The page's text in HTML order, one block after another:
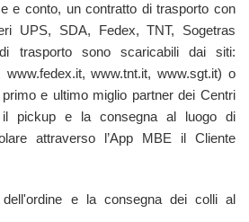
e conto, un contratto di trasporto con
UPS, SDA, Fedex, TNT, Sogetras
trasporto sono scaricabili dai siti:
www.fedex.it, www.tnt.it, www.sgt.it) o
e ultimo miglio partner dei Centri
pickup e la consegna al luogo di
attraverso l’App MBE il Cliente
e la consegna dei colli al